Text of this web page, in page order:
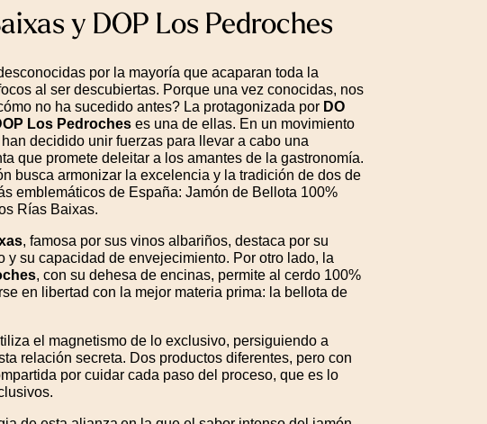
y DOP Los Pedroches
por la mayoría que acaparan toda la
al ser descubiertas. Porque una vez conocidas, nos
no ha sucedido antes? La protagonizada por DO
Los Pedroches es una de ellas. En un movimiento
decidido unir fuerzas para llevar a cabo una
que promete deleitar a los amantes de la gastronomía.
busca armonizar la excelencia y la tradición de dos de
emblemáticos de España: Jamón de Bellota 100%
Rías Baixas.
, famosa por sus vinos albariños, destaca por su
y su capacidad de envejecimiento. Por otro lado, la
, con su dehesa de encinas, permite al cerdo 100%
en libertad con la mejor materia prima: la bellota de
el magnetismo de lo exclusivo, persiguiendo a
relación secreta. Dos productos diferentes, pero con
por cuidar cada paso del proceso, que es lo